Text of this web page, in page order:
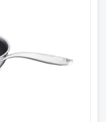
Ply Premium Stekepanne